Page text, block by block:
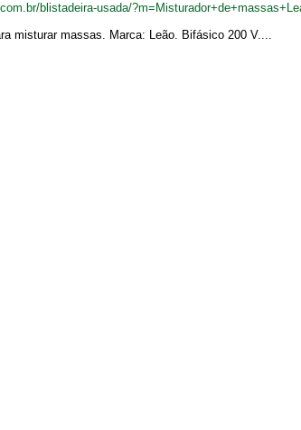
blistadeira-usada/
misturar massas. Marca: Leão. Bifásico 200 V....